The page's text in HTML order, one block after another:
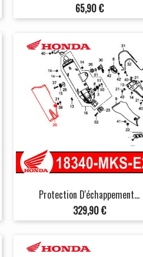
Prix
65,90 €
Protection D'échappement...
Prix
329,90 €